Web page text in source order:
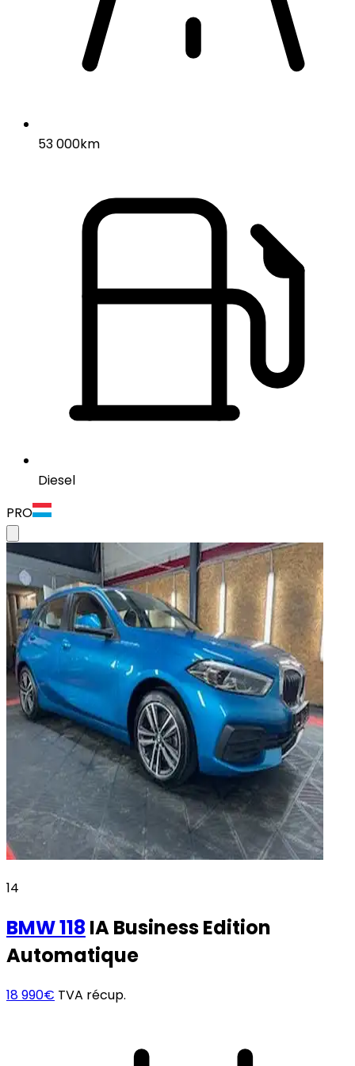
53 000km
Diesel
PRO
14
BMW118 IA Business Edition
Automatique
18 990€ TVA récup.